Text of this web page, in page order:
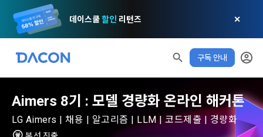
데이스쿨할인 리턴즈 ✕
구독 안내
Aimers 8기 : 모델 경량화 온라인 해커톤
LG Aimers | 채용 | 알고리즘 | LLM | 코드제출 | 경량화